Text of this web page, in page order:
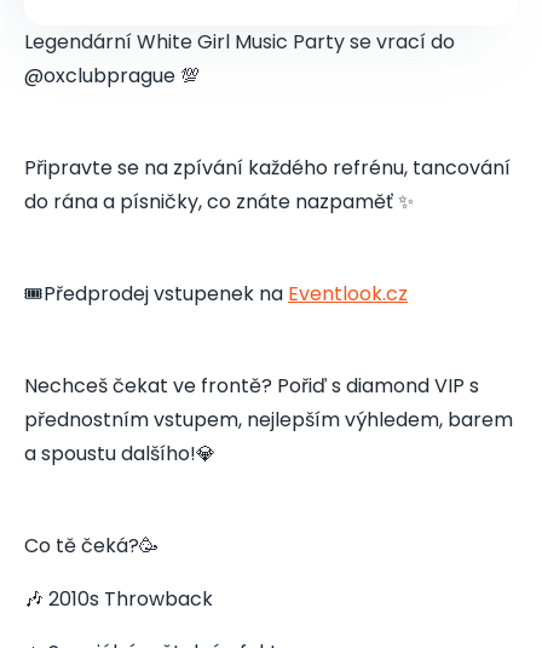
Legendární White Girl Music Party se vrací do
@oxclubprague 💯
Připravte se na zpívání každého refrénu, tancování
do rána a písničky, co znáte nazpaměť ✨
🎟️Předprodej vstupenek na Eventlook.cz
Nechceš čekat ve frontě? Pořiď s diamond VIP s
přednostním vstupem, nejlepším výhledem, barem
a spoustu dalšího!💎
Co tě čeká?🥳
🎶 2010s Throwback